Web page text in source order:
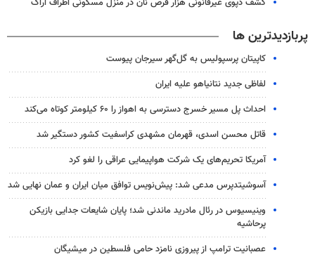
پربازدیدترین ها
کاپیتان پرسپولیس به گل‌گهر سیرجان پیوست
لفاظی جدید نتانیاهو علیه ایران
احداث پل مسیر خسرج دسترسی به اهواز را ۶۰ کیلومتر کوتاه می‌کند
قاتل محسن اسدی، قهرمان مشهدی کراسفیت کشور دستگیر شد
آمریکا تحریم‌های یک شرکت هواپیمایی عراقی را لغو کرد
آسوشیتدپرس مدعی شد: پیش‌نویس توافق میان ایران و عمان نهایی شد
وینیسیوس در رئال مادرید ماندنی شد؛ پایان شایعات جدایی بازیکن
پرحاشیه
عصبانیت ترامپ از پیروزی نامزد حامی فلسطین در میشیگان